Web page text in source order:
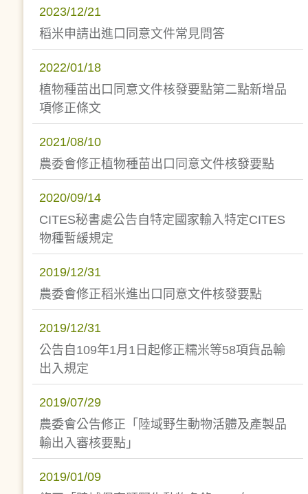
2023/12/21
稻米申請出進口同意文件常見問答
2022/01/18
植物種苗出口同意文件核發要點第二點新增品
項修正條文
2021/08/10
農委會修正植物種苗出口同意文件核發要點
2020/09/14
CITES秘書處公告自特定國家輸入特定CITES
物種暫緩規定
2019/12/31
農委會修正稻米進出口同意文件核發要點
2019/12/31
公告自109年1月1日起修正糯米等58項貨品輸
出入規定
2019/07/29
農委會公告修正「陸域野生動物活體及產製品
輸出入審核要點」
2019/01/09